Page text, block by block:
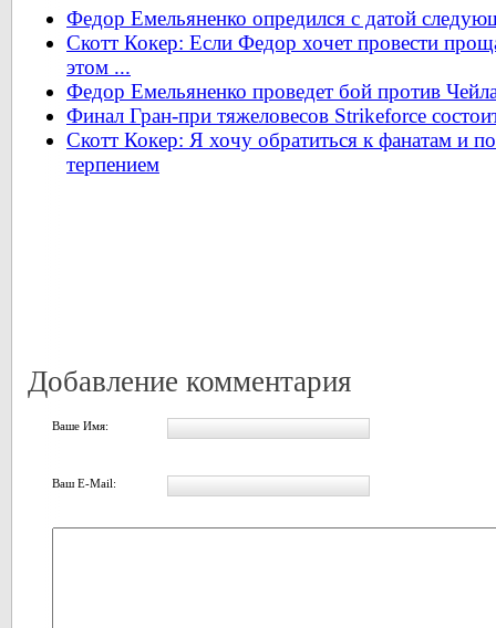
Федор Емельяненко опредился с датой
Скотт Кокер: Если Федор хочет провести
этом ...
Федор Емельяненко проведет бой против
Финал Гран-при тяжеловесов Strikeforce
Скотт Кокер: Я хочу обратиться к фанатам и
терпением
Добавление комментария
Ваше Имя:
Ваш E-Mail: